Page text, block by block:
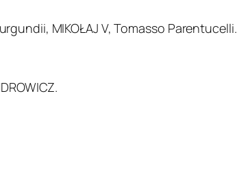
MIKOŁAJ V, Tomasso Parentucelli.